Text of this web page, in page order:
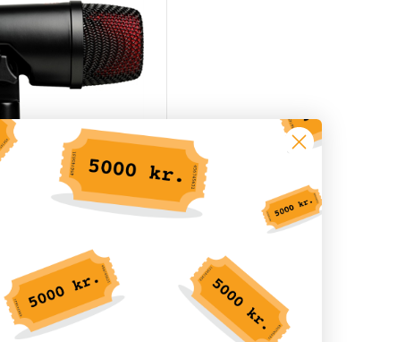
sE Electronics V-KICK-Black
DKK 1.939,00
På lager, 3-5 hverdage